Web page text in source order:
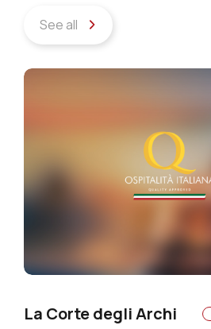
See all
La Corte degli Archi